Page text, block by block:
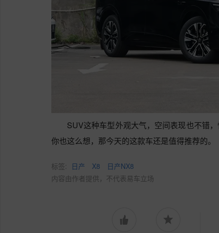
SUV这种车型外观大气，空间表现也不错
你也这么想，那今天的这款车还是值得推荐的。
标签: 日产 X8
日产NX8
内容由作者提供，不代表易车立场